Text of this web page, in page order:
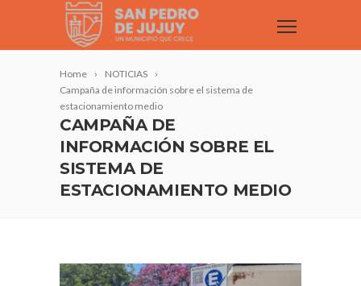
Home
NOTICIAS
Campaña de información sobre el sistema de
estacionamiento medio
CAMPAÑA DE
INFORMACIÓN SOBRE EL
SISTEMA DE
ESTACIONAMIENTO MEDIO